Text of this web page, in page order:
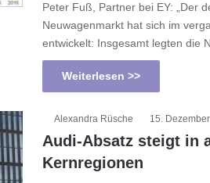
Peter Fuß, Partner bei EY: „Der
Neuwagenmarkt hat sich im
entwickelt: Insgesamt legten die
Weiterlesen >>
Alexandra Rüsche 15.
Audi-Absatz steigt in
Kernregionen